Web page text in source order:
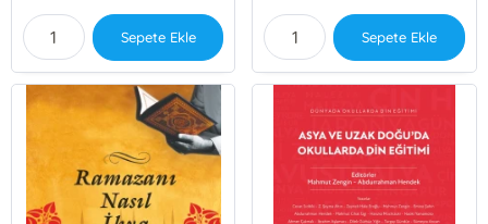
Sepete Ekle Sepete Ekle